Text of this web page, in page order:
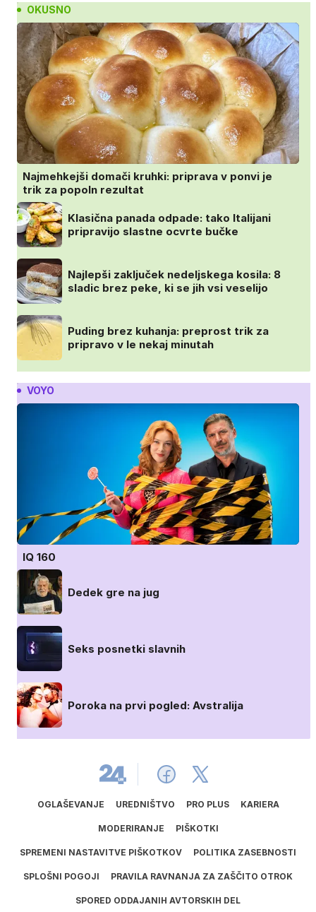
OKUSNO
Najmehkejši domači kruhki: priprava v ponvi je
trik za popoln rezultat
Klasična panada odpade: tako Italijani
pripravijo slastne ocvrte bučke
Najlepši zaključek nedeljskega kosila: 8
sladic brez peke, ki se jih vsi veselijo
Puding brez kuhanja: preprost trik za
pripravo v le nekaj minutah
VOYO
IQ 160
Dedek gre na jug
Seks posnetki slavnih
Poroka na prvi pogled: Avstralija
OGLAŠEVANJE UREDNIŠTVO PRO PLUS KARIERA
MODERIRANJE PIŠKOTKI
SPREMENI NASTAVITVE PIŠKOTKOV POLITIKA ZASEBNOSTI
SPLOŠNI POGOJI PRAVILA RAVNANJA ZA ZAŠČITO OTROK
SPORED ODDAJANIH AVTORSKIH DEL